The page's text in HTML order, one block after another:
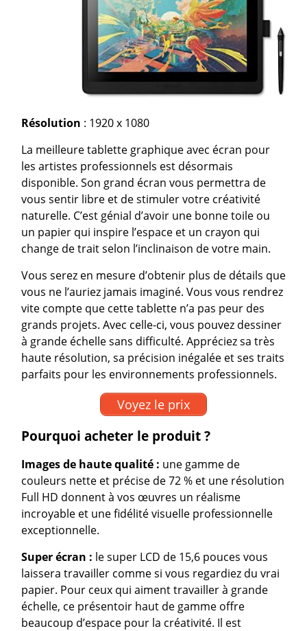
Résolution : 1920 x 1080
La meilleure tablette graphique avec écran pour
les artistes professionnels est désormais
disponible. Son grand écran vous permettra de
vous sentir libre et de stimuler votre créativité
naturelle. C’est génial d’avoir une bonne toile ou
un papier qui inspire l’espace et un crayon qui
change de trait selon l’inclinaison de votre main.
Vous serez en mesure d’obtenir plus de détails que
vous ne l’auriez jamais imaginé. Vous vous rendrez
vite compte que cette tablette n’a pas peur des
grands projets. Avec celle-ci, vous pouvez dessiner
à grande échelle sans difficulté. Appréciez sa très
haute résolution, sa précision inégalée et ses traits
parfaits pour les environnements professionnels.
Voyez le prix
Pourquoi acheter le produit ?
Images de haute qualité : une gamme de
couleurs nette et précise de 72 % et une résolution
Full HD donnent à vos œuvres un réalisme
incroyable et une fidélité visuelle professionnelle
exceptionnelle.
Super écran : le super LCD de 15,6 pouces vous
laissera travailler comme si vous regardiez du vrai
papier. Pour ceux qui aiment travailler à grande
échelle, ce présentoir haut de gamme offre
beaucoup d’espace pour la créativité. Il est